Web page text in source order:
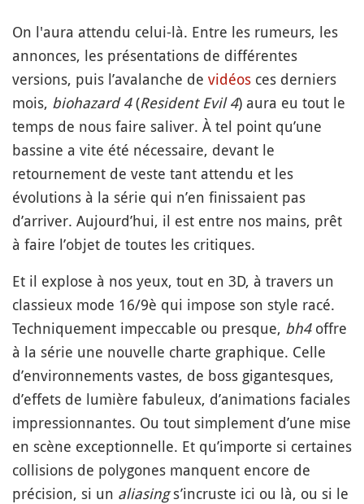
On l'aura attendu celui-là. Entre les rumeurs, les
annonces, les présentations de différentes
versions, puis l’avalanche de vidéos ces derniers
mois, biohazard 4(Resident Evil 4) aura eu tout le
temps de nous faire saliver. À tel point qu’une
bassine a vite été nécessaire, devant le
retournement de veste tant attendu et les
évolutions à la série qui n’en finissaient pas
d’arriver. Aujourd’hui, il est entre nos mains, prêt
à faire l’objet de toutes les critiques.
Et il explose à nos yeux, tout en 3D, à travers un
classieux mode 16/9è qui impose son style racé.
Techniquement impeccable ou presque, bh4offre
à la série une nouvelle charte graphique. Celle
d’environnements vastes, de boss gigantesques,
d’effets de lumière fabuleux, d’animations faciales
impressionnantes. Ou tout simplement d’une mise
en scène exceptionnelle. Et qu’importe si certaines
collisions de polygones manquent encore de
précision, si un aliasings’incruste ici ou là, ou si le